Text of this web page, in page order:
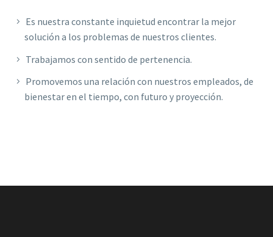
Es nuestra constante inquietud encontrar la mejor
solución a los problemas de nuestros clientes.
Trabajamos con sentido de pertenencia.
Promovemos una relación con nuestros empleados, de
bienestar en el tiempo, con futuro y proyección.